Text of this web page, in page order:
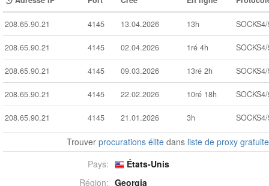
208.65.90.21 4145 13.04.2026 13h
208.65.90.21 4145 02.04.2026 1ré 4h
208.65.90.21 4145 09.03.2026 13ré 2h
208.65.90.21 4145 22.02.2026 10ré 18h
208.65.90.21 4145 21.01.2026 3h
Trouverprocurations élite dans liste de proxy gratuite
Pays:
États-Unis
Région: Georgia